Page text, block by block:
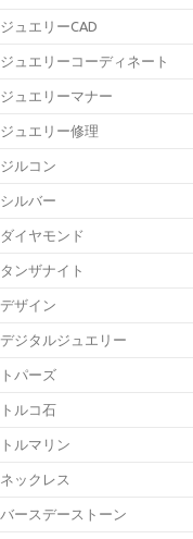
ジュエリーCAD
ジュエリーコーディネート
ジュエリーマナー
ジュエリー修理
ジルコン
シルバー
ダイヤモンド
タンザナイト
デザイン
デジタルジュエリー
トパーズ
トルコ石
トルマリン
ネックレス
バースデーストーン